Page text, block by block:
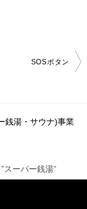
SOSボタン
銭湯・サウナ)事業
スーパー銭湯”